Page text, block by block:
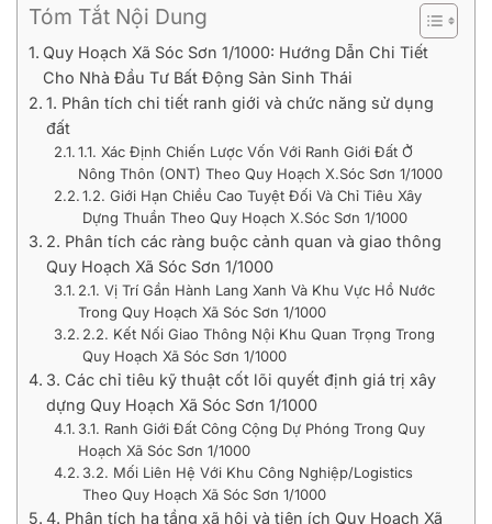
Tóm Tắt Nội Dung
Quy Hoạch Xã Sóc Sơn 1/1000: Hướng Dẫn Chi Tiết
Cho Nhà Đầu Tư Bất Động Sản Sinh Thái
1. Phân tích chi tiết ranh giới và chức năng sử dụng
đất
1.1. Xác Định Chiến Lược Vốn Với Ranh Giới Đất Ở
Nông Thôn (ONT) Theo Quy Hoạch X.Sóc Sơn 1/1000
1.2. Giới Hạn Chiều Cao Tuyệt Đối Và Chỉ Tiêu Xây
Dựng Thuần Theo Quy Hoạch X.Sóc Sơn 1/1000
2. Phân tích các ràng buộc cảnh quan và giao thông
Quy Hoạch Xã Sóc Sơn 1/1000
2.1. Vị Trí Gần Hành Lang Xanh Và Khu Vực Hồ Nước
Trong Quy Hoạch Xã Sóc Sơn 1/1000
2.2. Kết Nối Giao Thông Nội Khu Quan Trọng Trong
Quy Hoạch Xã Sóc Sơn 1/1000
3. Các chỉ tiêu kỹ thuật cốt lõi quyết định giá trị xây
dựng Quy Hoạch Xã Sóc Sơn 1/1000
3.1. Ranh Giới Đất Công Cộng Dự Phóng Trong Quy
Hoạch Xã Sóc Sơn 1/1000
3.2. Mối Liên Hệ Với Khu Công Nghiệp/Logistics
Theo Quy Hoạch Xã Sóc Sơn 1/1000
4. Phân tích hạ tầng xã hội và tiện ích Quy Hoạch Xã